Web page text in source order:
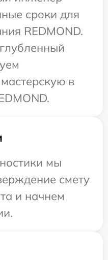
сроки для
REDMOND.
в
мы
смету
и начнем